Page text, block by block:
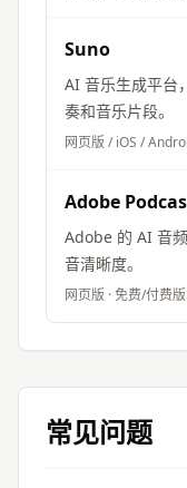
Suno
AI 音乐生成平台
奏和音乐片段。
网页版 / iOS /
Adobe
Adobe 的 AI 音
音清晰度。
网页版 ·免费/付费
常见问题